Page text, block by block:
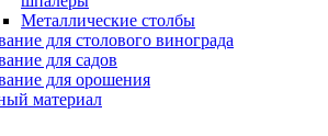
Металлические столбы
для столового винограда
для садов
для орошения
материал